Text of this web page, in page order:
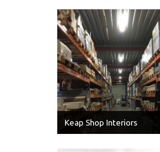
Keap Shop Interiors